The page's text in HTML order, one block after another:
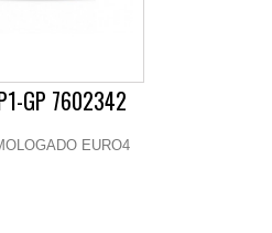
GP 7602342
EURO4